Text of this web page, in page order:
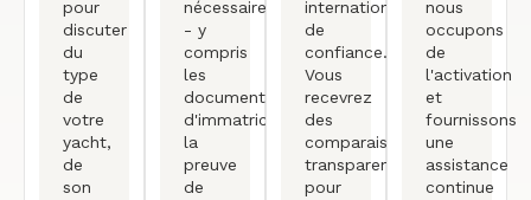
pour
discuter
du
type
de
votre
yacht,
de
son
nécessaires
- y
compris
les
documents
d'immatriculation,
la
preuve
de
internationaux
de
confiance.
Vous
recevrez
des
comparaisons
transparentes
pour
nous
occupons
de
l'activation
et
fournissons
une
assistance
continue